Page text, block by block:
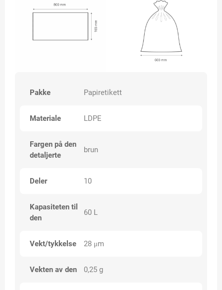
Pakke Papiretikett
Materiale LDPE
Fargen på den
detaljerte
brun
Deler 10
Kapasiteten til
den
60 L
Vekt/tykkelse 28 μm
Vekten av den 0,25 g